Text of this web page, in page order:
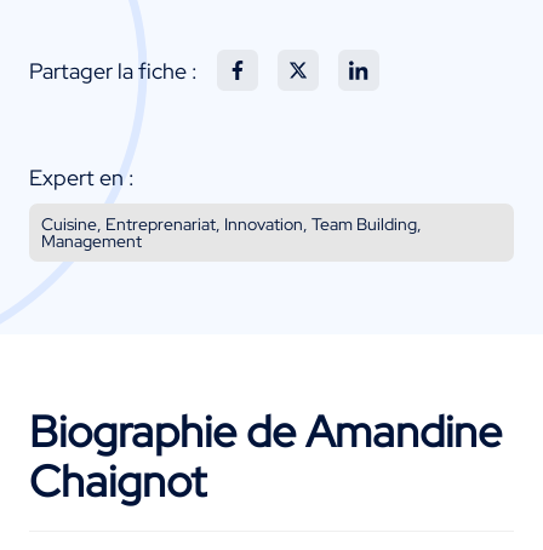
Partager la fiche :
Expert en :
Cuisine, Entreprenariat, Innovation, Team Building,
Management
Biographie de Amandine
Chaignot